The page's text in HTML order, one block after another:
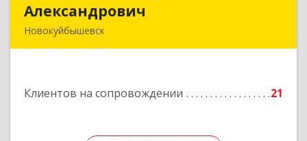
Александрович
Новокуйбышевск
Клиентов на сопровождении 21
Подробнее